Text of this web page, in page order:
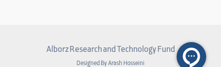
Alborz Research and Technology Fund
Designed By Arash Hosseini